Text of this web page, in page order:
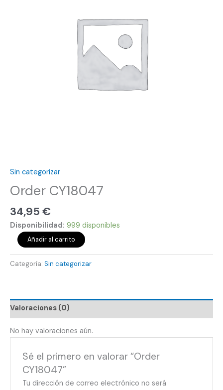
Sin categorizar
Order CY18047
34,95 €
Disponibilidad: 999 disponibles
Añadir al carrito
Categoría: Sin categorizar
Valoraciones (0)
No hay valoraciones aún.
Sé el primero en valorar “Order
CY18047”
Tu dirección de correo electrónico no será